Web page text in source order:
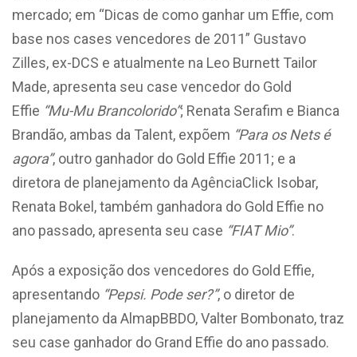
mercado; em “Dicas de como ganhar um Effie, com
base nos cases vencedores de 2011” Gustavo
Zilles, ex-DCS e atualmente na Leo Burnett Tailor
Made, apresenta seu case vencedor do Gold
Effie “Mu-Mu Brancolorido”; Renata Serafim e Bianca
Brandão, ambas da Talent, expõem “Para os Nets é
agora”, outro ganhador do Gold Effie 2011; e a
diretora de planejamento da AgênciaClick Isobar,
Renata Bokel, também ganhadora do Gold Effie no
ano passado, apresenta seu case “FIAT Mio”.
Após a exposição dos vencedores do Gold Effie,
apresentando “Pepsi. Pode ser?”, o diretor de
planejamento da AlmapBBDO, Valter Bombonato, traz
seu case ganhador do Grand Effie do ano passado.